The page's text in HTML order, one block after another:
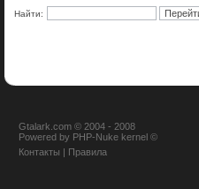
Найти:
Gtalark.com © 2004 - 2008
Powered by PHP-Nuke kernel ©
Контакты | Правила